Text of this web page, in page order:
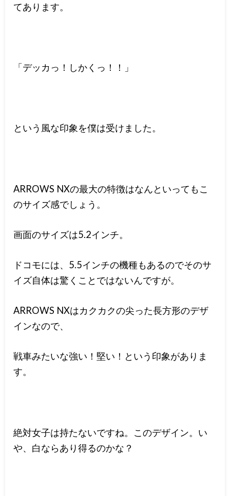
てあります。
「デッカっ！しかくっ！！」
という風な印象を僕は受けました。
ARROWS NXの最大の特徴はなんといってもこ
のサイズ感でしょう。
画面のサイズは5.2インチ。
ドコモには、5.5インチの機種もあるのでそのサ
イズ自体は驚くことではないんですが。
ARROWS NXはカクカクの尖った長方形のデザ
インなので、
戦車みたいな強い！堅い！という印象がありま
す。
絶対女子は持たないですね。このデザイン。い
や、白ならあり得るのかな？